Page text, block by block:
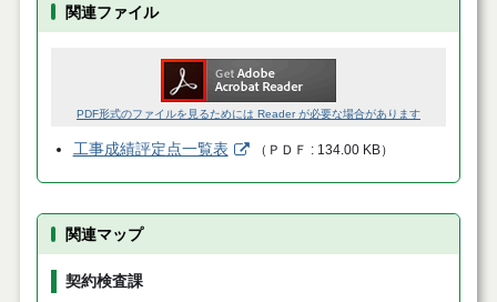
関連ファイル
PDF形式のファイルを見るためには Reader が必要な場合があります
工事成績評定点一覧表 （ ＰＤＦ 134.00 KB）
関連マップ
契約検査課